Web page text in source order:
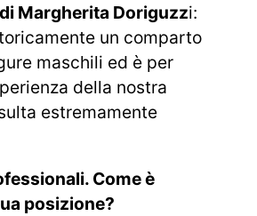
Margherita Doriguzzi:
un comparto
maschili ed è per
della nostra
estremamente
Come è
posizione?